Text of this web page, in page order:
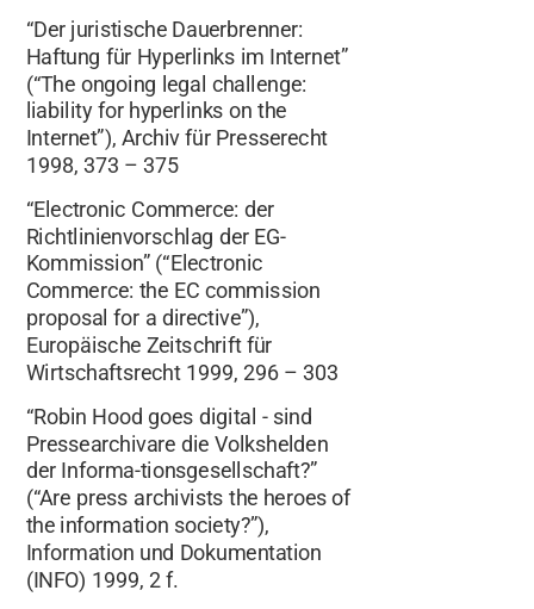
“Der juristische Dauerbrenner:
Haftung für Hyperlinks im Internet”
(“The ongoing legal challenge:
liability for hyperlinks on the
Internet”), Archiv für Presserecht
1998, 373 – 375
“Electronic Commerce: der
Richtlinienvorschlag der EG-
Kommission” (“Electronic
Commerce: the EC commission
proposal for a directive”),
Europäische Zeitschrift für
Wirtschaftsrecht 1999, 296 – 303
“Robin Hood goes digital - sind
Pressearchivare die Volkshelden
der Informa-tionsgesellschaft?”
(“Are press archivists the heroes of
the information society?”),
Information und Dokumentation
(INFO) 1999, 2 f.